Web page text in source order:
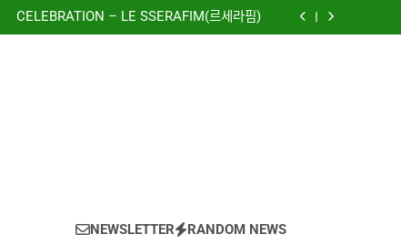
(Girls’ Generation)
CELEBRATION – LE SSERAFIM(르세라핌)
OpenRouter Free Models & Telegram
OpenRouter Free Models & Telegram
NEWSLETTER RANDOM NEWS